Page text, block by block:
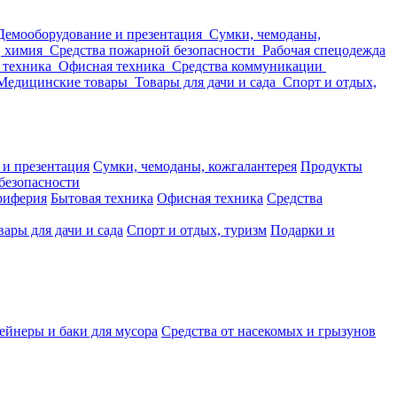
и презентация Сумки, чемоданы,
химия Средства пожарной безопасности Рабочая спецодежда
Офисная техника Средства коммуникации
товары Товары для дачи и сада Спорт и отдых,
презентация Сумки, чемоданы, кожгалантерея Продукты
Бытовая техника Офисная техника Средства
для дачи и сада Спорт и отдых, туризм Подарки и
и баки для мусора Средства от насекомых и грызунов